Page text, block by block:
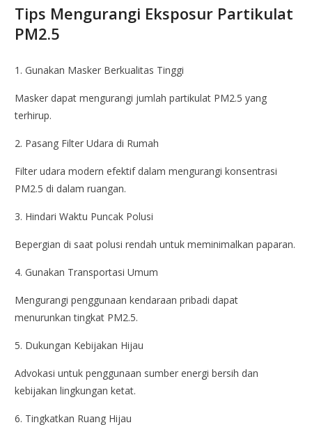
Tips Mengurangi Eksposur Partikulat
PM2.5
1. Gunakan Masker Berkualitas Tinggi
Masker dapat mengurangi jumlah partikulat PM2.5 yang
terhirup.
2. Pasang Filter Udara di Rumah
Filter udara modern efektif dalam mengurangi konsentrasi
PM2.5 di dalam ruangan.
3. Hindari Waktu Puncak Polusi
Bepergian di saat polusi rendah untuk meminimalkan paparan.
4. Gunakan Transportasi Umum
Mengurangi penggunaan kendaraan pribadi dapat
menurunkan tingkat PM2.5.
5. Dukungan Kebijakan Hijau
Advokasi untuk penggunaan sumber energi bersih dan
kebijakan lingkungan ketat.
6. Tingkatkan Ruang Hijau